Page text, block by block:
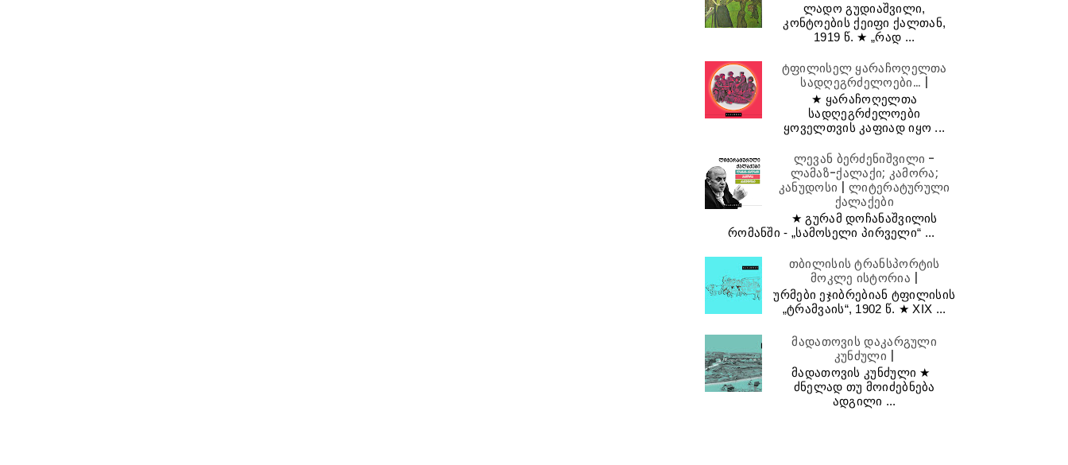
ლადო გუდიაშვილი,
კონტოების ქეიფი ქალთან,
1919 წ. ★ „რად ...
ტფილისელ ყარაჩოღელთა
სადღეგრძელოები... |
★ ყარაჩოღელთა
სადღეგრძელოები
ყოველთვის კაფიად იყო ...
ლევან ბერძენიშვილი -
ლამაზ-ქალაქი; კამორა;
კანუდოსი | ლიტერატურული
ქალაქები
★ გურამ დოჩანაშვილის
რომანში - „სამოსელი პირველი“ ...
თბილისის ტრანსპორტის
მოკლე ისტორია |
ურმები ეჯიბრებიან ტფილისის
„ტრამვაის“, 1902 წ. ★ XIX ...
მადათოვის დაკარგული
კუნძული |
მადათოვის კუნძული ★
ძნელად თუ მოიძებნება
ადგილი ...